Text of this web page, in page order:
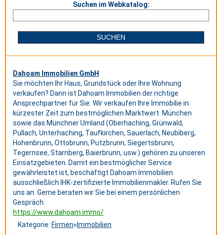
Suchen im Webkatalog:
Dahoam Immobilien GmbH
Sie möchten Ihr Haus, Grundstück oder Ihre Wohnung
verkaufen? Dann ist Dahoam Immobilien der richtige
Ansprechpartner für Sie. Wir verkaufen Ihre Immobilie in
kürzester Zeit zum bestmöglichen Marktwert. München
sowie das Münchner Umland (Oberhaching, Grünwald,
Pullach, Unterhaching, Taufkirchen, Sauerlach, Neubiberg,
Hohenbrunn, Ottobrunn, Putzbrunn, Siegertsbrunn,
Tegernsee, Starnberg, Baierbrunn, usw.) gehören zu unseren
Einsatzgebieten. Damit ein bestmöglicher Service
gewährleistet ist, beschäftigt Dahoam Immobilien
ausschließlich IHK-zertifizierte Immobilienmakler. Rufen Sie
uns an. Gerne beraten wir Sie bei einem persönlichen
Gespräch.
https://www.dahoam.immo/
Kategorie: Firmen» Immobilien